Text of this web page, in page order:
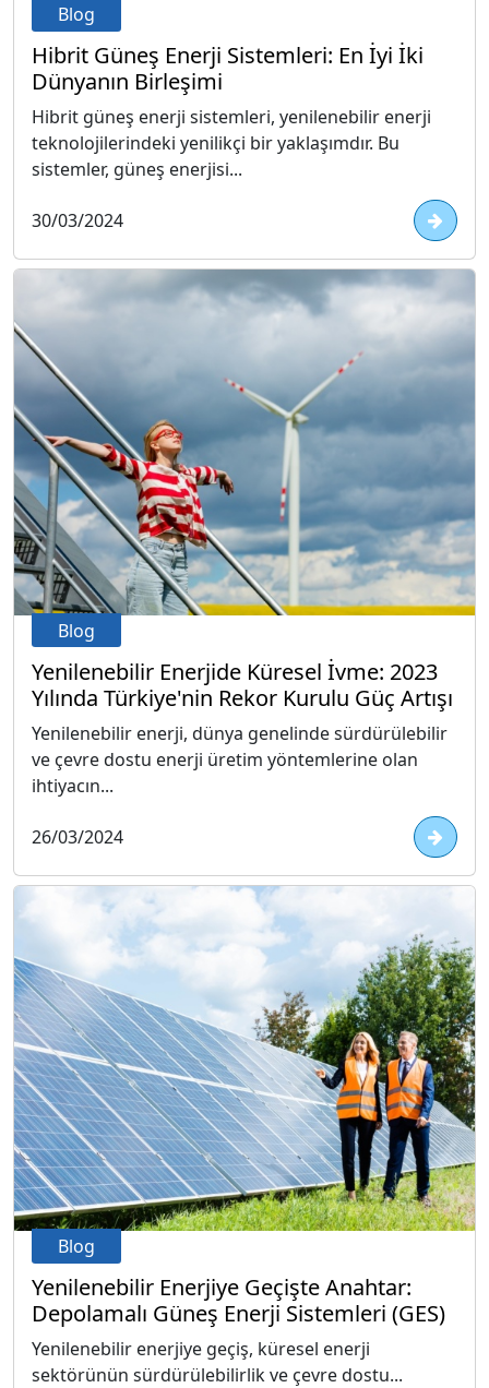
Blog
Hibrit Güneş Enerji Sistemleri: En İyi İki
Dünyanın Birleşimi
Hibrit güneş enerji sistemleri, yenilenebilir enerji
teknolojilerindeki yenilikçi bir yaklaşımdır. Bu
sistemler, güneş enerjisi...
30/03/2024
Blog
Yenilenebilir Enerjide Küresel İvme: 2023
Yılında Türkiye'nin Rekor Kurulu Güç Artışı
Yenilenebilir enerji, dünya genelinde sürdürülebilir
ve çevre dostu enerji üretim yöntemlerine olan
ihtiyacın...
26/03/2024
Blog
Yenilenebilir Enerjiye Geçişte Anahtar:
Depolamalı Güneş Enerji Sistemleri (GES)
Yenilenebilir enerjiye geçiş, küresel enerji
sektörünün sürdürülebilirlik ve çevre dostu...